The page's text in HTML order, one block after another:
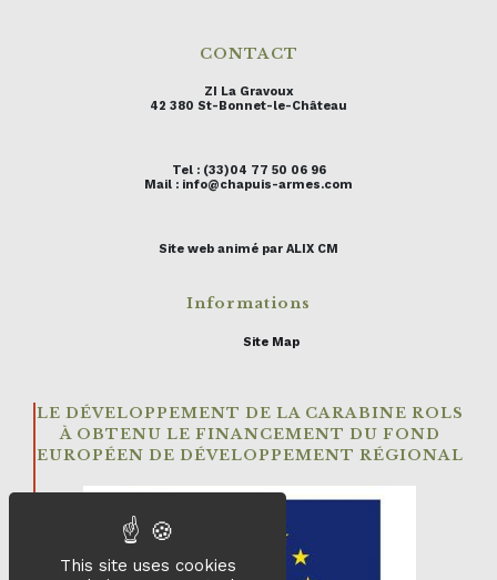
CONTACT
ZI La Gravoux
42 380 St-Bonnet-le-Château
Tel : (33)04 77 50 06 96
Mail : info@chapuis-armes.com
Site web animé par ALIX CM
Informations
Site Map
LE DÉVELOPPEMENT DE LA CARABINE ROLS
À OBTENU LE FINANCEMENT DU FOND
EUROPÉEN DE DÉVELOPPEMENT RÉGIONAL
This site uses cookies